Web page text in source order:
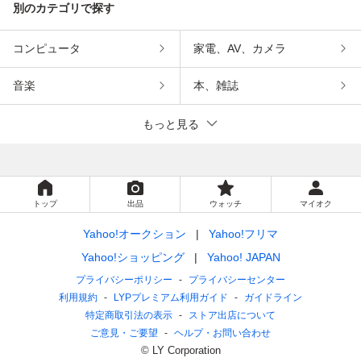
別のカテゴリで探す
コンピュータ 家電、AV、カメラ
音楽 本、雑誌
もっと見る
トップ 出品 ウォッチ マイオク
Yahoo!オークション
Yahoo!フリマ
Yahoo!ショッピング
Yahoo! JAPAN
プライバシーポリシー
プライバシーセンター
利用規約
LYPプレミアム利用ガイド
ガイドライン
特定商取引法の表示
ストア出店について
ご意見・ご要望
ヘルプ・お問い合わせ
© LY Corporation